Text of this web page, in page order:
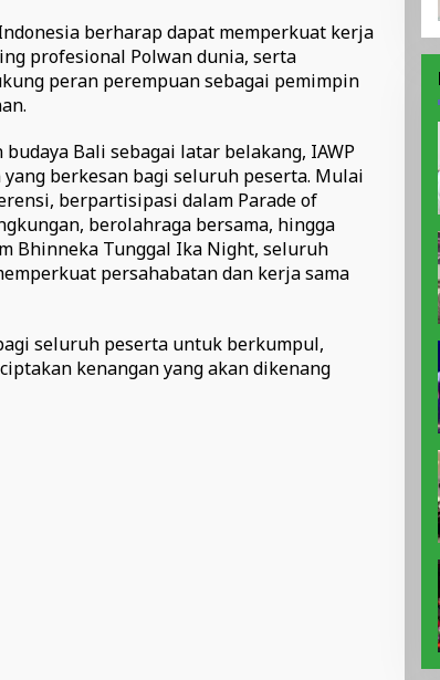
berharap dapat memperkuat kerja
profesional Polwan dunia, serta
peran perempuan sebagai pemimpin
Bali sebagai latar belakang, IAWP
berkesan bagi seluruh peserta. Mulai
berpartisipasi dalam Parade of
berolahraga bersama, hingga
Bhinneka Tunggal Ika Night, seluruh
persahabatan dan kerja sama
seluruh peserta untuk berkumpul,
kenangan yang akan dikenang